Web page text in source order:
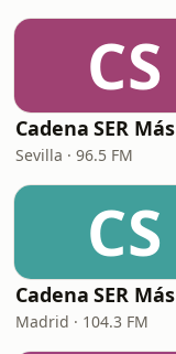
CS
Sevilla · 96.5 FM
CS
Cadena SER Más
Madrid · 104.3 FM